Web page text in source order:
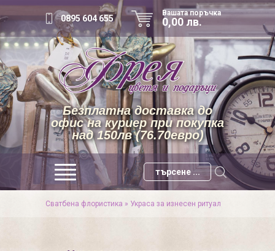
0895 604 655
Вашата поръчка
0,00 лв.
Безплатна доставка до
офис на куриер при покупка
над 150лв (76.70евро)
Сватбена флористика » Украса за изнесен ритуал